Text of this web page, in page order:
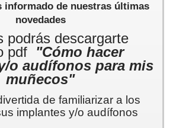
informado de nuestras últimas
novedades
podrás descargarte
pdf "Cómo hacer
o audífonos para mis
muñecos"
de familiarizar a los
implantes y/o audífonos